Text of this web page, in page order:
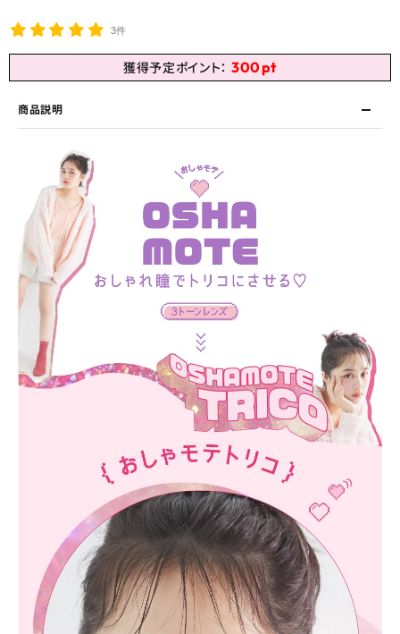
3件
獲得予定ポイント： 300pt
商品説明